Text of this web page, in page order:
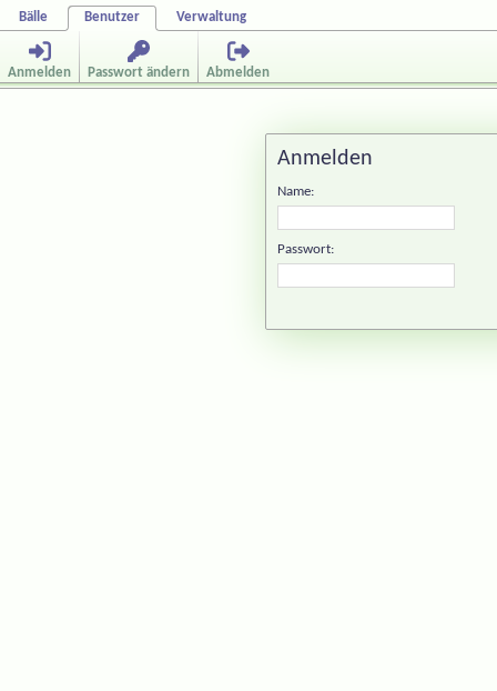
Bälle Benutzer Verwaltung
Anmelden Passwort ändern Abmelden
Anmelden
Name:
Passwort: